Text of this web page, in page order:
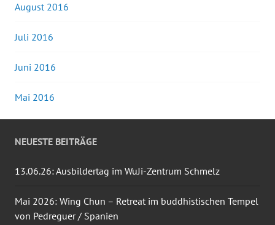
August 2016
Juli 2016
Juni 2016
Mai 2016
NEUESTE BEITRÄGE
13.06.26: Ausbildertag im WuJi-Zentrum Schmelz
Mai 2026: Wing Chun – Retreat im buddhistischen Tempel
von Pedreguer / Spanien